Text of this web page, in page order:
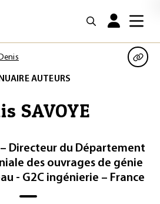
AUTEURS
SAVOYE
Directeur du Département
des ouvrages de génie
- G2C ingénierie – France